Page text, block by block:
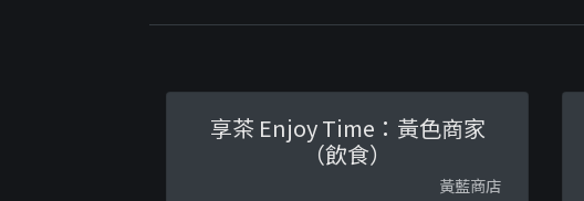
享茶 Enjoy Time：黃色商家
（飲食）
黃藍商店